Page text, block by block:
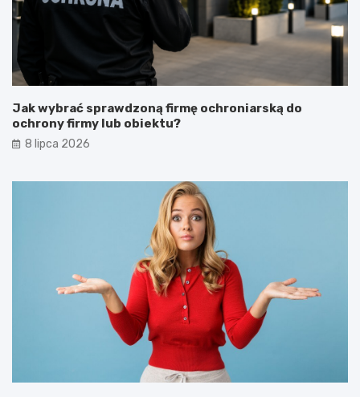
Jak wybrać sprawdzoną firmę ochroniarską do
ochrony firmy lub obiektu?
8 lipca 2026